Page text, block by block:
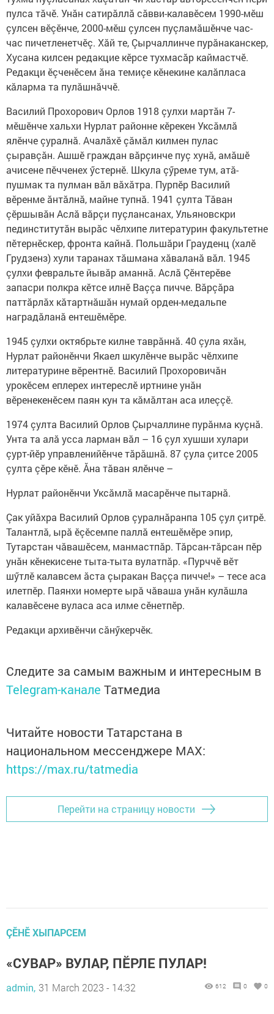
пулса тăчӗ. Унăн сатирăллă сăвви-калавӗсем 1990-мӗш
çулсен вӗçӗнче, 2000-мӗш çулсен пуçламăшӗнче час-
час пичетленетчӗç. Хăй те, Çырчаллинче пурăнаканскер,
Хусана килсен редакцие кӗрсе тухмасăр каймастчӗ.
Редакци ӗçченӗсем ăна темиçе кӗнекине калăпласа
кăларма та пулăшнăччӗ.
Василий Прохорович Орлов 1918 çулхи мартăн 7-
мӗшӗнче хальхи Нурлат районне кӗрекен Уксăмлă
ялӗнче çуралнă. Ачалăхӗ çăмăл килмен пулас
çыравçăн. Ашшӗ граждан вăрçинче пуç хунă, амăшӗ
ачисене пӗчченех ӳстернӗ. Шкула çӳреме тум, атă-
пушмак та пулман вăл вăхăтра. Пурпӗр Василий
вӗренме ăнтăлнă, майне тупнă. 1941 çулта Тăван
çӗршывăн Аслă вăрçи пуçлансанах, Ульяновскри
пединститутăн вырăс чӗлхипе литературин факультетне
пӗтернӗскер, фронта кайнă. Польшăри Грауденц (халӗ
Грудзенз) хули таранах тăшмана хăваланă вăл. 1945
çулхи февральте йывăр аманнă. Аслă Çӗнтерӗве
запасри полкра кӗтсе илнӗ Ваççа пичче. Вăрçăра
паттăрлăх кăтартнăшăн нумай орден-медальпе
наградăланă ентешӗмӗре.
1945 çулхи октябрьте килне таврăннă. 40 çула яхăн,
Нурлат районӗнчи Якаел шкулӗнче вырăс чӗлхипе
литературине вӗрентнӗ. Василий Прохоровичăн
урокӗсем еплерех интереслӗ иртнине унăн
вӗренекенӗсем паян кун та кăмăлтан аса илеççӗ.
1974 çулта Василий Орлов Çырчаллине пурăнма куçнă.
Унта та алă усса ларман вăл – 16 çул хушши хулари
çурт-йӗр управленийӗнче тăрăшнă. 87 çула çитсе 2005
çулта çӗре кӗнӗ. Ăна тăван ялӗнче –
Нурлат районӗнчи Уксăмлă масарӗнче пытарнă.
Çак уйăхра Василий Орлов çуралнăранпа 105 çул çитрӗ.
Талантлă, ырă ӗçӗсемпе паллă ентешӗмӗре эпир,
Тутарстан чăвашӗсем, манмастпăр. Тăрсан-тăрсан пӗр
унăн кӗнекисене тыта-тыта вулатпăр. «Пурччӗ вӗт
шӳтлӗ калавсем ăста çыракан Ваççа пичче!» – тесе аса
илетпӗр. Паянхи номерте ырă чăваша унăн кулăшла
калавӗсене вуласа аса илме сӗнетпӗр.
Редакци архивӗнчи сăнӳкерчӗк.
Следите за самым важным и интересным в
Telegram-канале Татмедиа
Читайте новости Татарстана в
национальном мессенджере MАХ:
https://max.ru/tatmedia
Перейти на страницу новости
ÇӖНӖ ХЫПАРСЕМ
«СУВАР» ВУЛАР, ПӖРЛЕ ПУЛАР!
admin, 31 March 2023 - 14:32 612 0 0